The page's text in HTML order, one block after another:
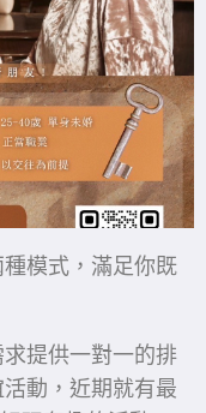
模式，滿足你既
提供一對一的排
動，近期就有最